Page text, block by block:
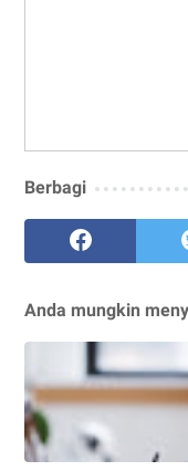
Berbagi
Anda mungkin